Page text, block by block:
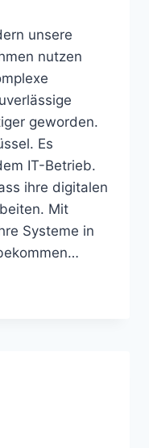
unsere
nutzen
geworden.
Es
IT-Betrieb.
ihre digitalen
Mit
Systeme in